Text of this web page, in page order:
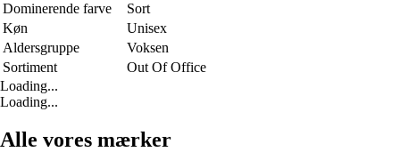
Dominerende farve
Sort
Køn
Unisex
Aldersgruppe
Voksen
Sortiment
Out Of Office
Loading...
Loading...
Alle vores mærker